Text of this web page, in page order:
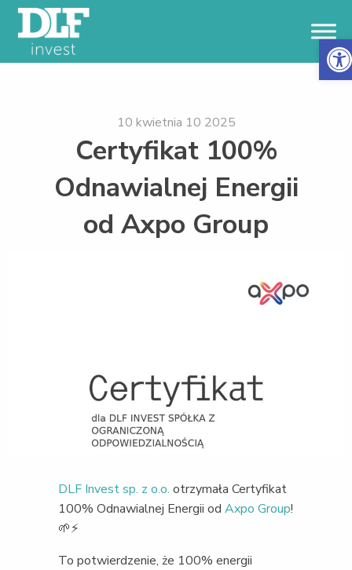
10 kwietnia 10 2025
Certyfikat 100%
Odnawialnej Energii
od Axpo Group
DLF Invest sp. z o.o. otrzymała Certyfikat
100% Odnawialnej Energii od Axpo Group!
🌱⚡️
To potwierdzenie, że 100% energii